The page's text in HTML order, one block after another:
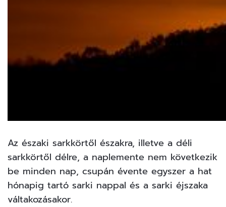
Az északi sarkkörtől északra, illetve a déli
sarkkörtől délre, a naplemente nem következik
be minden nap, csupán évente egyszer a hat
hónapig tartó sarki nappal és a sarki éjszaka
váltakozásakor.